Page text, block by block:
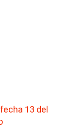
13 del